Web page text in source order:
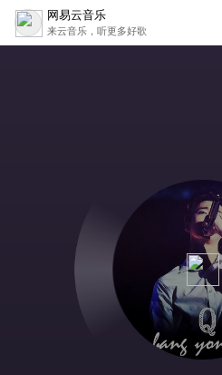
网易云音乐
来云音乐，听更多好歌